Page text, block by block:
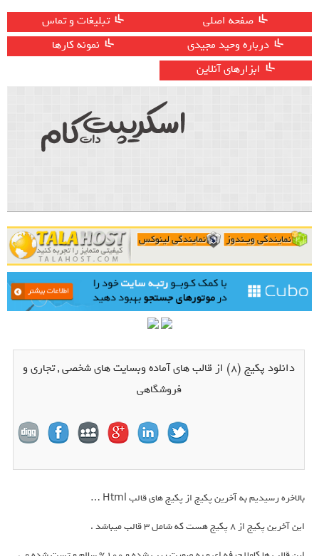
صفحه اصلی
تبلیغات و تماس
درباره وحید مجیدی
نمونه کارها
ابزارهای آنلاین
دانلود پکیج (8) از قالب های آماده وبسایت های شخصی , تجاری و
فروشگاهی
بالاخره رسیدیم به آخرین پکیج از پکیج های قالب Html …
این آخرین پکیج از 8 پکیج هست که شامل 3 قالب میباشد .